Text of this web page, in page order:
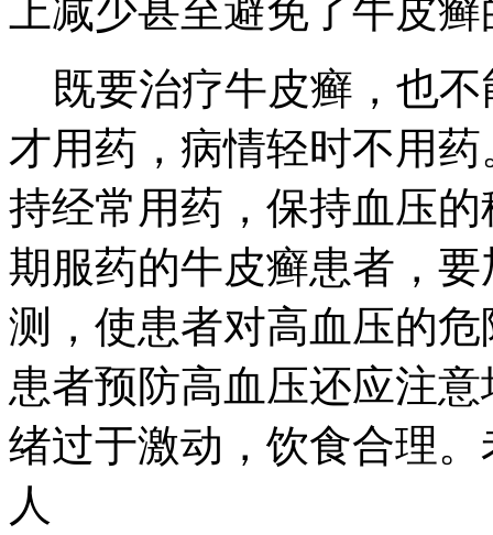
上减少甚至避免了牛皮
既要治疗牛皮癣，也不
才用药，病情轻时不用
持经常用药，保持血压
期服药的牛皮癣患者，
测，使患者对高血压的
患者预防高血压还应注
绪过于激动，饮食合理
人